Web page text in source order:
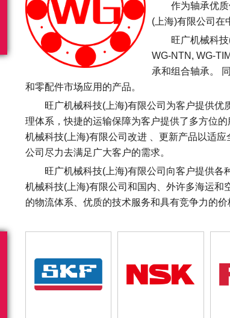
作为轴承优
(上海)有限公司在
旺广机械科
WG-NTN, WG-
承和组合轴承。
和零配件市场应用的产品。
旺广机械科技(上海)有限公司为客户提供
理体系，快捷的运输保障为客户提供了多方位
机械科技(上海)有限公司改进 、更新产品以适
公司尽力去满足广大客户的需求。
旺广机械科技(上海)有限公司向客户提供
机械科技(上海)有限公司和国内、外许多海运
的物流体系、优质的技术服务和具有竞争力的价